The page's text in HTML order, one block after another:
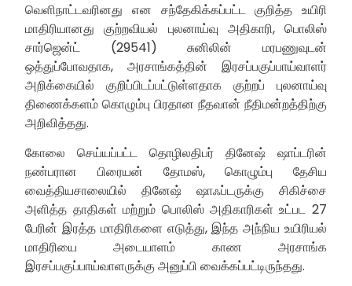
வெளிநாட்டவரினது என சந்தேகிக்கப்பட்ட குறித்த உயிரி
மாதிரியானது குற்றவியல் புலனாய்வு அதிகாரி, பொலிஸ்
சார்ஜென்ட் (29541) சுனிலின் மரபணுவுடன்
ஒத்துப்போவதாக, அரசாங்கத்தின் இரசப்பகுப்பாய்வாளர்
அறிக்கையில் குறிப்பிடப்பட்டுள்ளதாக குற்றப் புலனாய்வு
திணைக்களம் கொழும்பு பிரதான நீதவான் நீதிமன்றத்திற்கு
அறிவித்தது.
கோலை செய்யப்பட்ட தொழிலதிபர் தினேஷ் ஷாப்டரின்
நண்பரான பிரையன் தோமஸ், கொழும்பு தேசிய
வைத்தியசாலையில் தினேஷ் ஷாஃப்டருக்கு சிகிச்சை
அளித்த தாதிகள் மற்றும் பொலிஸ் அதிகாரிகள் உட்பட 27
பேரின் இரத்த மாதிரிகளை எடுத்து, இந்த அந்நிய உயிரியல்
மாதிரியை அடையாளம் காண அரசாங்க
இரசப்பகுப்பாய்வாளருக்கு அனுப்பி வைக்கப்பட்டிருந்தது.